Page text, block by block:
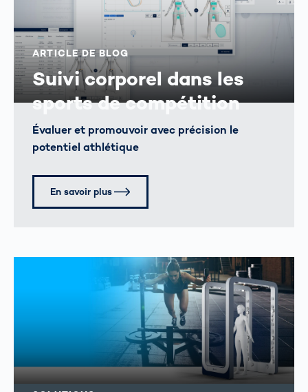
ARTICLE DE BLOG
Suivi corporel dans les
sports de compétition
Évaluer et promouvoir avec précision le
potentiel athlétique
En savoir plus